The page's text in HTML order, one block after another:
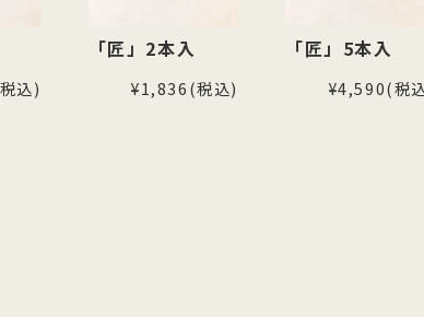
込)
「匠」2本入
¥1,836(税込)
「匠」5本入
¥4,590(税